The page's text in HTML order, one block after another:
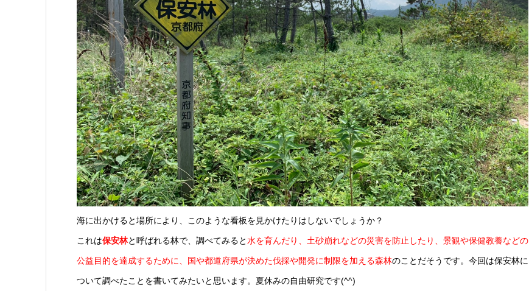
海に出かけると場所により、このような看板を見かけたりはしないでしょうか？
これは保安林と呼ばれる林で、調べてみると水を育んだり、土砂崩れなどの災害を防止したり、景観や保健教養などの
公益目的を達成するために、国や都道府県が決めた伐採や開発に制限を加える森林のことだそうです。今回は保安林に
ついて調べたことを書いてみたいと思います。夏休みの自由研究です(^^)